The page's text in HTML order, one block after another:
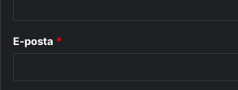
E-posta *